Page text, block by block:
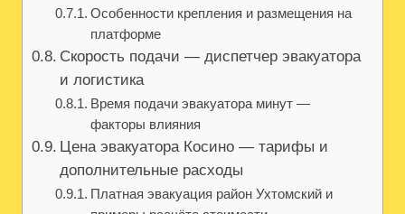
Особенности крепления и размещения на
платформе
Скорость подачи — диспетчер эвакуатора
и логистика
Время подачи эвакуатора минут —
факторы влияния
Цена эвакуатора Косино — тарифы и
дополнительные расходы
Платная эвакуация район Ухтомский и